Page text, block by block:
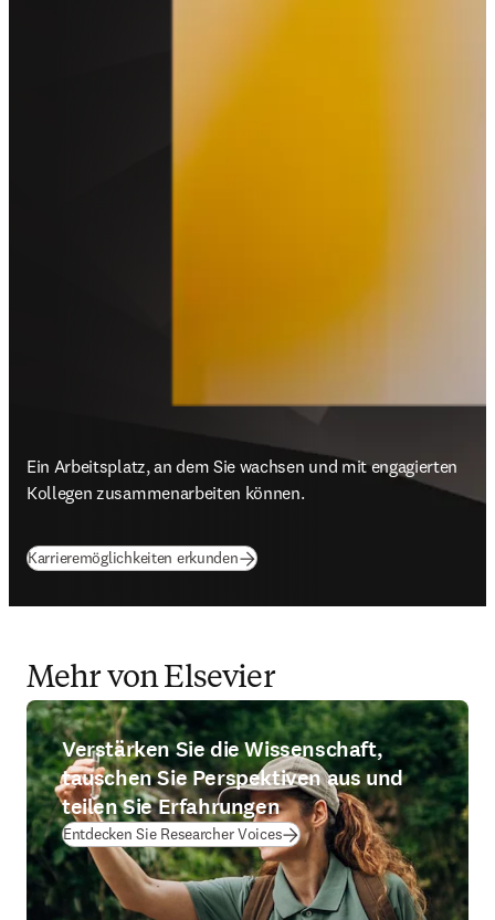
Ein Arbeitsplatz, an dem Sie wachsen und mit engagierten
Kollegen zusammenarbeiten können.
Karrieremöglichkeiten erkunden
Mehr von Elsevier
Verstärken Sie die Wissenschaft,
tauschen Sie Perspektiven aus und
teilen Sie Erfahrungen
Entdecken Sie Researcher Voices